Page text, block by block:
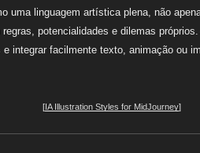
uma linguagem artística plena, não
potencialidades e dilemas
integrar facilmente texto, animação ou
[IA Illustration Styles for MidJourney]